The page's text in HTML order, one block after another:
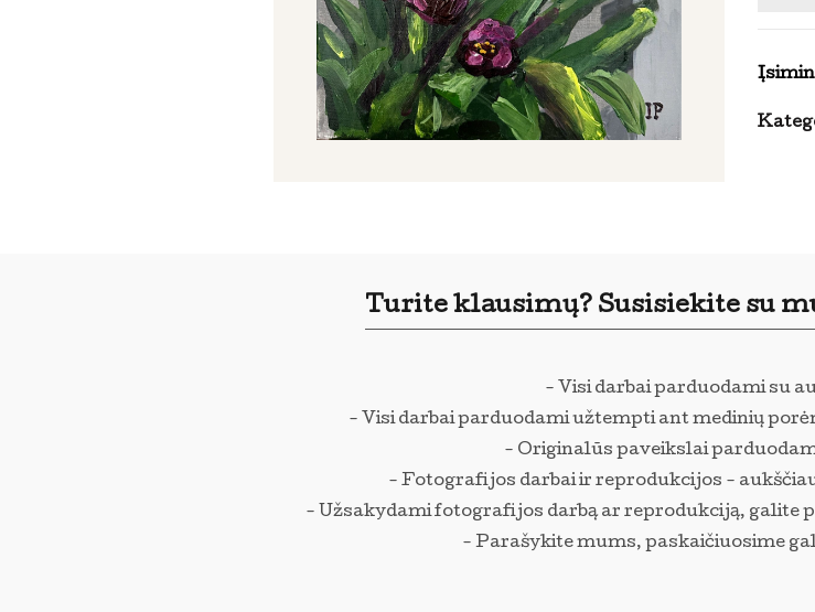
Turite klausimų? Susisiekite su
- Visi darbai parduodami su
- Visi darbai parduodami užtempti ant medinių
- Originalūs paveikslai
- Fotografijos darbai ir reprodukcijos -
- Užsakydami fotografijos darbą ar reprodukciją, galite
- Parašykite mums, paskaičiuosime